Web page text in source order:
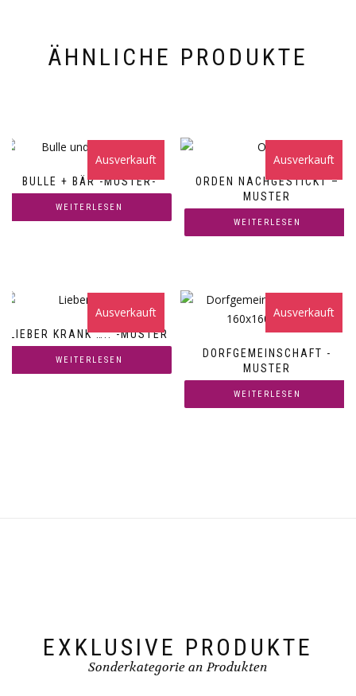
ÄHNLICHE PRODUKTE
BULLE + BÄR -MUSTER-
Ausverkauft
WEITERLESEN
ORDEN NACHGESTICKT –
MUSTER
Ausverkauft
WEITERLESEN
LIEBER KRANK ….. -MUSTER
Ausverkauft
WEITERLESEN
DORFGEMEINSCHAFT -
MUSTER
Ausverkauft
WEITERLESEN
EXKLUSIVE PRODUKTE
Sonderkategorie an Produkten